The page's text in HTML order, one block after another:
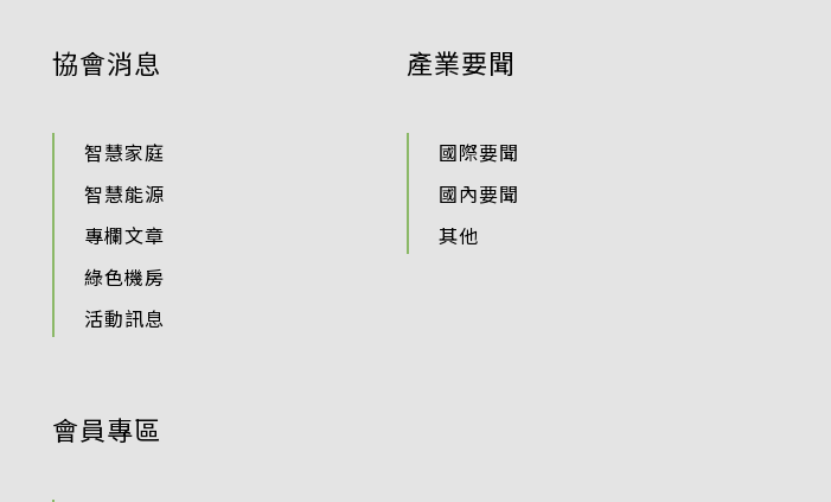
協會消息
智慧家庭
智慧能源
專欄文章
綠色機房
活動訊息
產業要聞
國際要聞
國內要聞
其他
會員專區